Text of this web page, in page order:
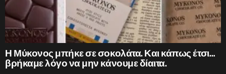
Η Μύκονος μπήκε σε σοκολάτα. Και κάπως έτσι…
βρήκαμε λόγο να μην κάνουμε δίαιτα.